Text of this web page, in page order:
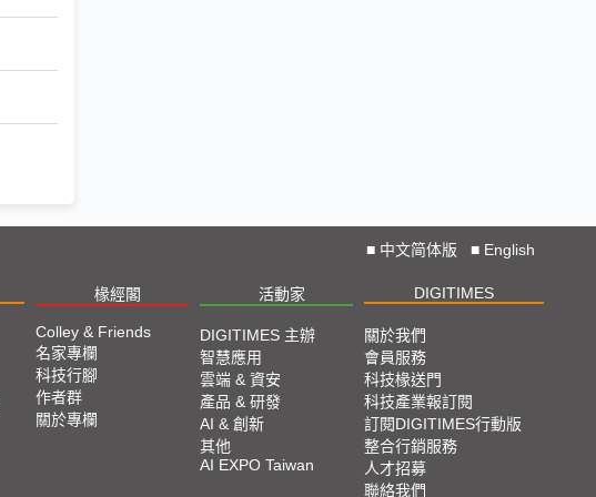
■ 中文简体版 ■ English
椽經閣 活動家 DIGITIMES
Colley & Friends
名家專欄
科技行腳
作者群
關於專欄
DIGITIMES 主辦
智慧應用
雲端 & 資安
產品 & 研發
AI & 創新
其他
AI EXPO Taiwan
關於我們
會員服務
科技椽送門
科技產業報訂閱
訂閱DIGITIMES行動版
整合行銷服務
人才招募
聯絡我們